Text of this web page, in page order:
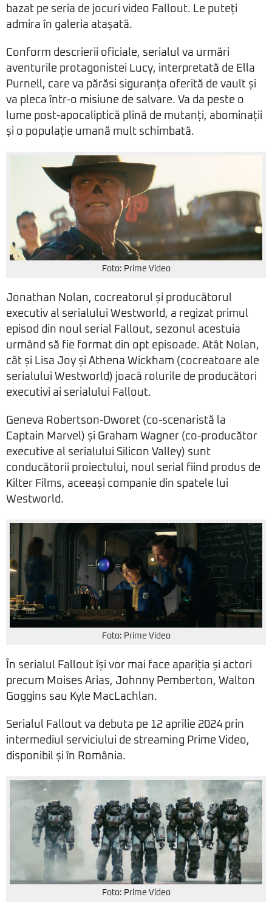
bazat pe seria de jocuri video Fallout. Le puteți
admira în galeria atașată.
Conform descrierii oficiale, serialul va urmări
aventurile protagonistei Lucy, interpretată de Ella
Purnell, care va părăsi siguranța oferită de vault și
va pleca într-o misiune de salvare. Va da peste o
lume post-apocaliptică plină de mutanți, abominații
și o populație umană mult schimbată.
Foto: Prime Video
Jonathan Nolan, cocreatorul și producătorul
executiv al serialului Westworld, a regizat primul
episod din noul serial Fallout, sezonul acestuia
urmând să fie format din opt episoade. Atât Nolan,
cât și Lisa Joy și Athena Wickham (cocreatoare ale
serialului Westworld) joacă rolurile de producători
executivi ai serialului Fallout.
Geneva Robertson-Dworet (co-scenaristă la
Captain Marvel) și Graham Wagner (co-producător
executive al serialului Silicon Valley) sunt
conducătorii proiectului, noul serial fiind produs de
Kilter Films, aceeași companie din spatele lui
Westworld.
Foto: Prime Video
În serialul Fallout își vor mai face apariția și actori
precum Moises Arias, Johnny Pemberton, Walton
Goggins sau Kyle MacLachlan.
Serialul Fallout va debuta pe 12 aprilie 2024 prin
intermediul serviciului de streaming Prime Video,
disponibil și în România.
Foto: Prime Video